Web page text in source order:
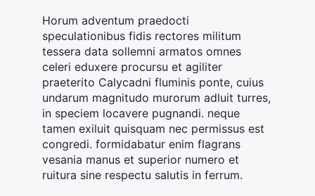
Horum adventum praedocti
speculationibus fidis rectores militum
tessera data sollemni armatos omnes
celeri eduxere procursu et agiliter
praeterito Calycadni fluminis ponte, cuius
undarum magnitudo murorum adluit turres,
in speciem locavere pugnandi. neque
tamen exiluit quisquam nec permissus est
congredi. formidabatur enim flagrans
vesania manus et superior numero et
ruitura sine respectu salutis in ferrum.